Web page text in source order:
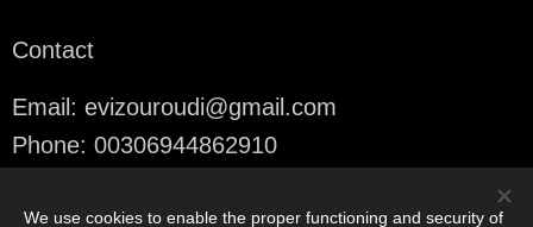
Contact
Email: evizouroudi@gmail.com
Phone: 00306944862910
We use cookies to enable the proper functioning and security of